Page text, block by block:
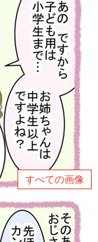
すべての画像